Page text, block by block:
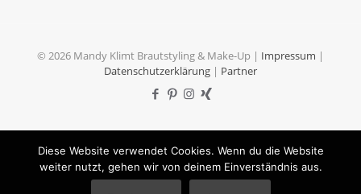
© 2026 Mandy Klimt Brautstyling & Make-Up | Impressum |
Datenschutzerklärung | Partner
Diese Website verwendet Cookies. Wenn du die Website
weiter nutzt, gehen wir von deinem Einverständnis aus.